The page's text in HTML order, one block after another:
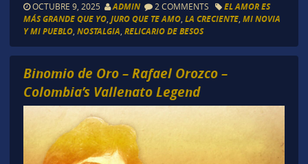
OCTUBRE 9, 2025 ADMIN 2 COMMENTS
EL AMOR ES
MÁS GRANDE QUE YO, JURO QUE TE AMO, LA CRECIENTE, MI NOVIA
Y MI PUEBLO, NOSTALGIA RELICARIO DE BESOS
Binomio de Oro – Rafael Orozco –
Colombia’s Vallenato Legend